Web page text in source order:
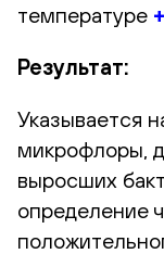
температуре
Результат:
Указывается
микрофлоры,
выросших
определение